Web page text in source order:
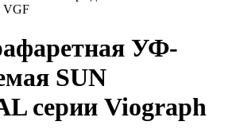
VGF
УФ-
SUN
серии Viograph